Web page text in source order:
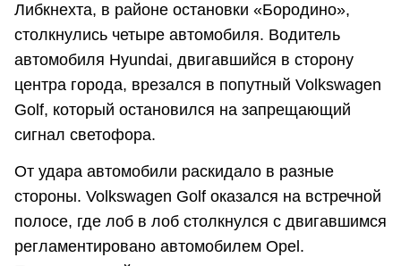
Либкнехта, в районе остановки «Бородино»,
столкнулись четыре автомобиля. Водитель
автомобиля Hyundai, двигавшийся в сторону
центра города, врезался в попутный Volkswagen
Golf, который остановился на запрещающий
сигнал светофора.
От удара автомобили раскидало в разные
стороны. Volkswagen Golf оказался на встречной
полосе, где лоб в лоб столкнулся с двигавшимся
регламентировано автомобилем Opel.